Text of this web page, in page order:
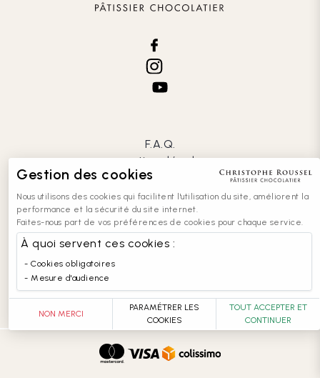
F.A.Q.
mentions légales
CGV
confidentialité
cookies
contact
recrutement
accessibilité : partiellement conforme
Gestion des cookies
Nous utilisons des cookies qui facilitent l'utilisation du site, améliorent la
performance et la sécurité du site internet.
Faites-nous part de vos préférences de cookies pour chaque service.
À quoi servent ces cookies :
Cookies obligatoires
Mesure d'audience
NON MERCI
PARAMÉTRER LES
COOKIES
TOUT ACCEPTER ET
CONTINUER